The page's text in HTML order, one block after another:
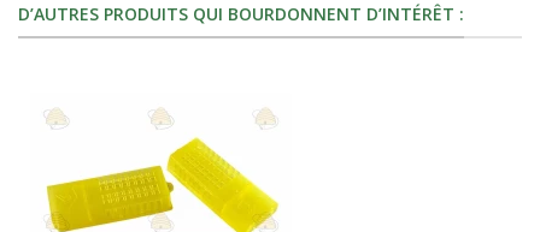
D’AUTRES PRODUITS QUI BOURDONNENT D’INTÉRÊT :